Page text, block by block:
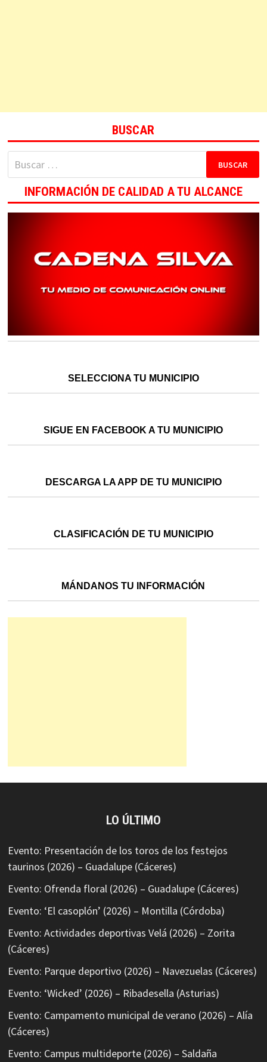
BUSCAR
Buscar:
INFORMACIÓN DE CALIDAD A TU ALCANCE
SELECCIONA TU MUNICIPIO
SIGUE EN FACEBOOK A TU MUNICIPIO
DESCARGA LA APP DE TU MUNICIPIO
CLASIFICACIÓN DE TU MUNICIPIO
MÁNDANOS TU INFORMACIÓN
LO ÚLTIMO
Evento: Presentación de los toros de los festejos
taurinos (2026) – Guadalupe (Cáceres)
Evento: Ofrenda floral (2026) – Guadalupe (Cáceres)
Evento: ‘El casoplón’ (2026) – Montilla (Córdoba)
Evento: Actividades deportivas Velá (2026) – Zorita
(Cáceres)
Evento: Parque deportivo (2026) – Navezuelas (Cáceres)
Evento: ‘Wicked’ (2026) – Ribadesella (Asturias)
Evento: Campamento municipal de verano (2026) – Alía
(Cáceres)
Evento: Campus multideporte (2026) – Saldaña